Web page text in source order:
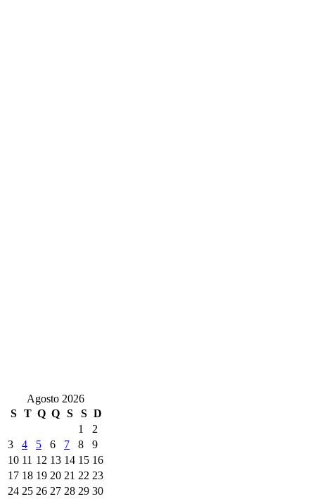
Agosto 2026
S
T Q Q S S D
1
2
3
4 5 6 7 8
9
10 11 12 13 14 15 16
17 18 19 20 21 22 23
24 25 26 27 28 29 30